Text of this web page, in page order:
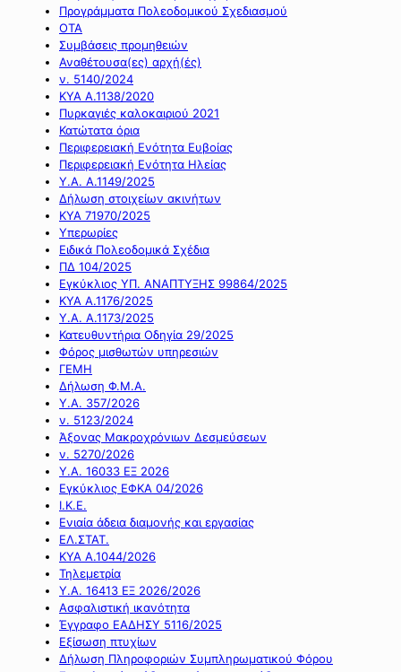
Προγράμματα Πολεοδομικού Σχεδιασμού
ΟΤΑ
Συμβάσεις προμηθειών
Αναθέτουσα(ες) αρχή(ές)
ν. 5140/2024
ΚΥΑ Α.1138/2020
Πυρκαγιές καλοκαιριού 2021
Κατώτατα όρια
Περιφερειακή Ενότητα Ευβοίας
Περιφερειακή Ενότητα Ηλείας
Υ.Α. Α.1149/2025
Δήλωση στοιχείων ακινήτων
ΚΥΑ 71970/2025
Υπερωρίες
Ειδικά Πολεοδομικά Σχέδια
ΠΔ 104/2025
Εγκύκλιος ΥΠ. ΑΝΑΠΤΥΞΗΣ 99864/2025
ΚΥΑ Α.1176/2025
Υ.Α. Α.1173/2025
Κατευθυντήρια Οδηγία 29/2025
Φόρος μισθωτών υπηρεσιών
ΓΕΜΗ
Δήλωση Φ.Μ.Α.
Υ.Α. 357/2026
ν. 5123/2024
Άξονας Μακροχρόνιων Δεσμεύσεων
ν. 5270/2026
Υ.Α. 16033 ΕΞ 2026
Εγκύκλιος ΕΦΚΑ 04/2026
Ι.Κ.Ε.
Ενιαία άδεια διαμονής και εργασίας
ΕΛ.ΣΤΑΤ.
ΚΥΑ Α.1044/2026
Τηλεμετρία
Υ.Α. 16413 ΕΞ 2026/2026
Ασφαλιστική ικανότητα
Έγγραφο ΕΑΔΗΣΥ 5116/2025
Εξίσωση πτυχίων
Δήλωση Πληροφοριών Συμπληρωματικού Φόρου